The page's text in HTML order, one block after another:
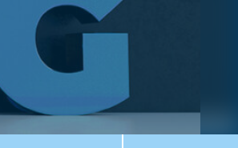
FORMACIÓN
PUBLICACIONES CIENTÍFICAS
LA VOZ DEL EXPERTO